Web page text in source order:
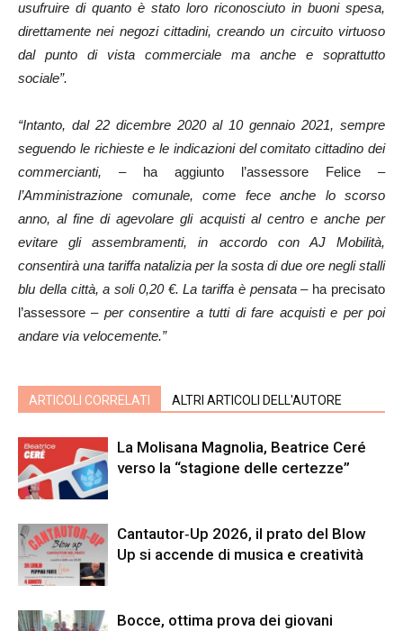
usufruire di quanto è stato loro riconosciuto in buoni spesa,
direttamente nei negozi cittadini, creando un circuito virtuoso
dal punto di vista commerciale ma anche e soprattutto
sociale”.
“Intanto, dal 22 dicembre 2020 al 10 gennaio 2021, sempre
seguendo le richieste e le indicazioni del comitato cittadino dei
commercianti, – ha aggiunto l’assessore Felice –
l’Amministrazione comunale, come fece anche lo scorso
anno, al fine di agevolare gli acquisti al centro e anche per
evitare gli assembramenti, in accordo con AJ Mobilità,
consentirà una tariffa natalizia per la sosta di due ore negli stalli
blu della città, a soli 0,20 €. La tariffa è pensata –ha precisato
l’assessore– per consentire a tutti di fare acquisti e per poi
andare via velocemente.”
ARTICOLI CORRELATI ALTRI ARTICOLI DELL'AUTORE
La Molisana Magnolia, Beatrice Ceré
verso la “stagione delle certezze”
Cantautor‑Up 2026, il prato del Blow
Up si accende di musica e creatività
Bocce, ottima prova dei giovani